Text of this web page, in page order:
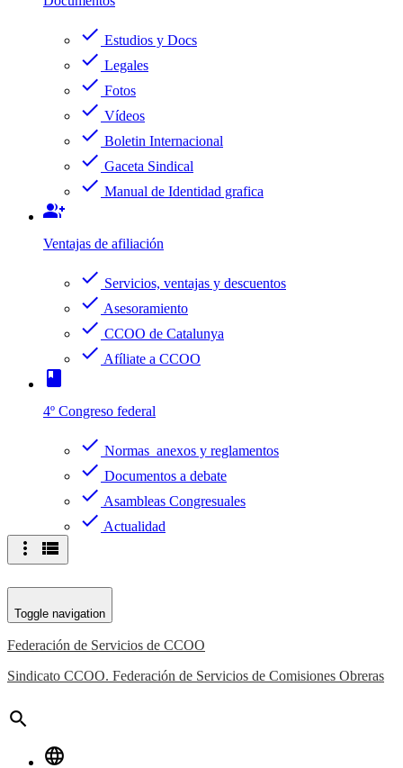
check Estudios y Docs
check Legales
check Fotos
check Vídeos
check Boletin Internacional
check Gaceta Sindical
check Manual de Identidad grafica
group_add
Ventajas de afiliación
check Servicios, ventajas y descuentos
check Asesoramiento
check CCOO de Catalunya
check Afíliate a CCOO
book
4º Congreso federal
check Normas anexos y reglamentos
check Documentos a debate
check Asambleas Congresuales
check Actualidad
more_vert view_list
Toggle navigation
Federación de Servicios de CCOO
Sindicato CCOO. Federación de Servicios de Comisiones Obreras
search
language